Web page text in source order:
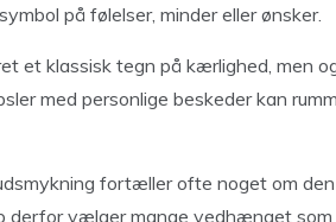
på følelser, minder eller ønsker.
et klassisk tegn på kærlighed, men
med personlige beskeder kan
fortæller ofte noget om den
derfor vælger mange vedhænget